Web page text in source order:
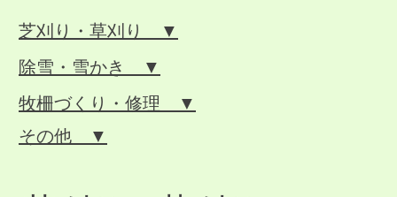
芝刈り・草刈り ▼
除雪・雪かき ▼
牧柵づくり・修理 ▼
その他 ▼